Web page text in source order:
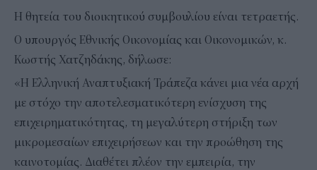
Η θητεία του διοικητικού συμβουλίου είναι τετραετής.
Ο υπουργός Εθνικής Οικονομίας και Οικονομικών, κ.
Κωστής Χατζηδάκης, δήλωσε:
«Η Ελληνική Αναπτυξιακή Τράπεζα κάνει μια νέα αρχή
με στόχο την αποτελεσματικότερη ενίσχυση της
επιχειρηματικότητας, τη μεγαλύτερη στήριξη των
μικρομεσαίων επιχειρήσεων και την προώθηση της
καινοτομίας. Διαθέτει πλέον την εμπειρία, την